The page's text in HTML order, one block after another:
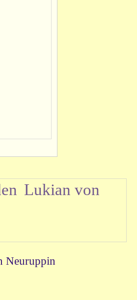
Lukian von
Neuruppin